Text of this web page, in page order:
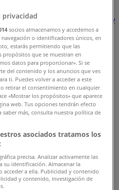
y Ópticas
Perfumerías y
y BebésDeporteCarros,
y ConstrucciónLibros y
de Acosta
»
Farmacias, Droguerías y
celulares televisores
privacidad
socios almacenamos y accedemos a
o identificadores únicos, en
estarás permitiendo que las
propósitos que se muestran en
datos para proporcionar». Si se
del contenido y los anuncios que ves
ti. Puedes volver a acceder a este
retirar el consentimiento en cualquier
«Mostrar los propósitos» que aparece
web. Tus opciones tendrán efecto
más, consulta nuestra política de
asociados tratamos los
precisa. Analizar activamente las
su identificación. Almacenar la
a ella. Publicidad y contenido
y contenido, investigación de